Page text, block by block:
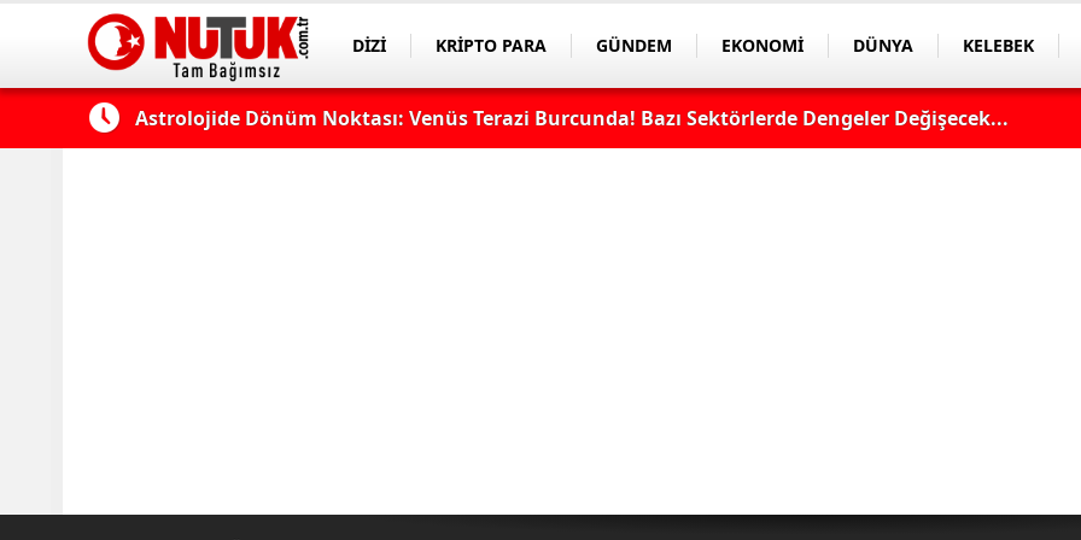
DİZİ KRİPTO PARA GÜNDEM EKONOMİ DÜNYA KELEBEK
Astrolojide Dönüm Noktası: Venüs Terazi Burcunda! Bazı Sektörlerde Dengeler Değişecek...